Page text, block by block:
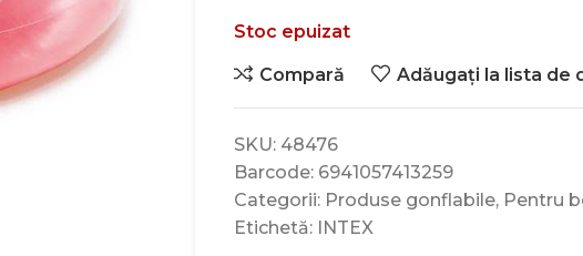
Stoc epuizat
Compară Adăugați la lista de
SKU: 48476
Barcode: 6941057413259
Categorii: Produse gonflabile, Pentru
Etichetă: INTEX